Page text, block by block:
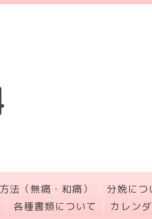
法（無痛・和痛） 分娩につ
各種書類について カレン